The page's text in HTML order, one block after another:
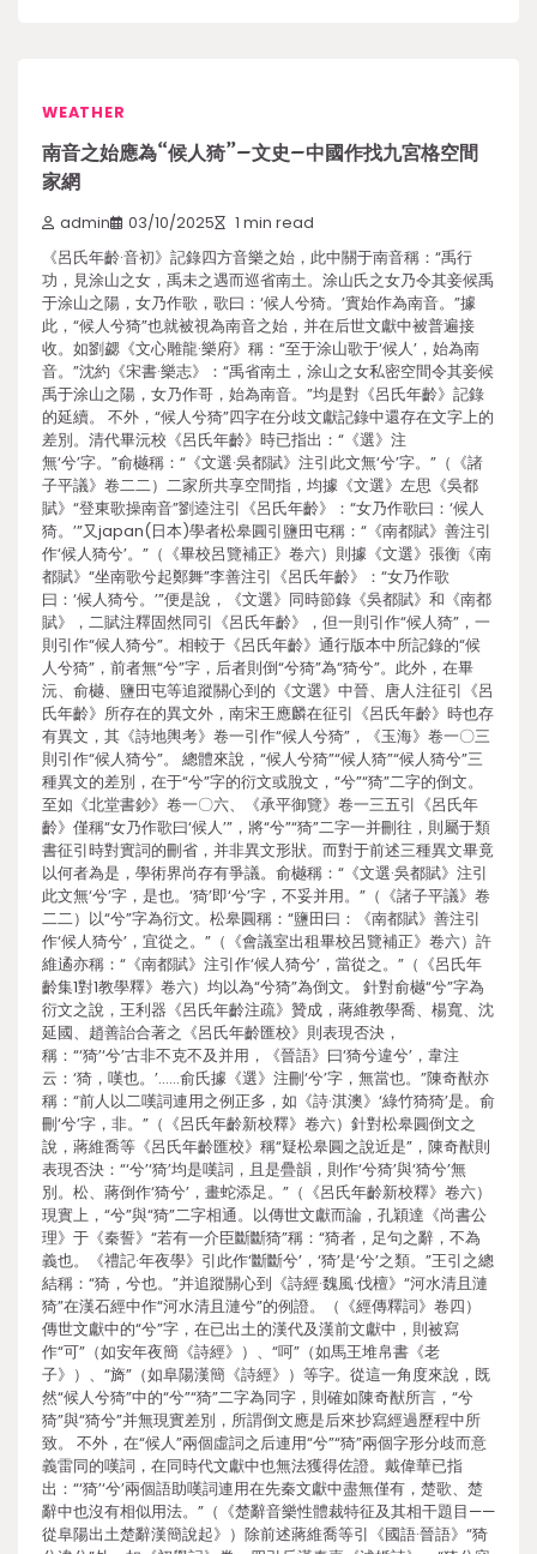
WEATHER
南音之始應為“候人猗”–文史–中國作找九宮格空間
家網
admin 03/10/2025 1 min read
《呂氏年齡·音初》記錄四方音樂之始，此中關于南音稱：“禹行
功，見涂山之女，禹未之遇而巡省南土。涂山氏之女乃令其妾候禹
于涂山之陽，女乃作歌，歌曰：‘候人兮猗。’實始作為南音。”據
此，“候人兮猗”也就被視為南音之始，并在后世文獻中被普遍接
收。如劉勰《文心雕龍·樂府》稱：“至于涂山歌于‘候人’，始為南
音。”沈約《宋書·樂志》：“禹省南土，涂山之女私密空間令其妾候
禹于涂山之陽，女乃作哥，始為南音。”均是對《呂氏年齡》記錄
的延續。 不外，“候人兮猗”四字在分歧文獻記錄中還存在文字上的
差別。清代畢沅校《呂氏年齡》時已指出：“《選》注
無‘兮’字。”俞樾稱：“《文選·吳都賦》注引此文無‘兮’字。”（《諸
子平議》卷二二）二家所共享空間指，均據《文選》左思《吳都
賦》“登東歌操南音”劉逵注引《呂氏年齡》：“女乃作歌曰：‘候人
猗。’”又japan(日本)學者松皋圓引鹽田屯稱：“《南都賦》善注引
作‘候人猗兮’。”（《畢校呂覽補正》卷六）則據《文選》張衡《南
都賦》“坐南歌兮起鄭舞”李善注引《呂氏年齡》：“女乃作歌
曰：‘候人猗兮。’”便是說，《文選》同時節錄《吳都賦》和《南都
賦》，二賦注釋固然同引《呂氏年齡》，但一則引作“候人猗”，一
則引作“候人猗兮”。相較于《呂氏年齡》通行版本中所記錄的“候
人兮猗”，前者無“兮”字，后者則倒“兮猗”為“猗兮”。此外，在畢
沅、俞樾、鹽田屯等追蹤關心到的《文選》中晉、唐人注征引《呂
氏年齡》所存在的異文外，南宋王應麟在征引《呂氏年齡》時也存
有異文，其《詩地輿考》卷一引作“候人兮猗”，《玉海》卷一〇三
則引作“候人猗兮”。 總體來說，“候人兮猗”“候人猗”“候人猗兮”三
種異文的差別，在于“兮”字的衍文或脫文，“兮”“猗”二字的倒文。
至如《北堂書鈔》卷一〇六、《承平御覽》卷一三五引《呂氏年
齡》僅稱“女乃作歌曰‘候人’”，將“兮”“猗”二字一并刪往，則屬于類
書征引時對實詞的刪省，并非異文形狀。而對于前述三種異文畢竟
以何者為是，學術界尚存有爭議。俞樾稱：“《文選·吳都賦》注引
此文無‘兮’字，是也。‘猗’即‘兮’字，不妥并用。”（《諸子平議》卷
二二）以“兮”字為衍文。松皋圓稱：“鹽田曰：《南都賦》善注引
作‘候人猗兮’，宜從之。”（《會議室出租畢校呂覽補正》卷六）許
維遹亦稱：“《南都賦》注引作‘候人猗兮’，當從之。”（《呂氏年
齡集1對1教學釋》卷六）均以為“兮猗”為倒文。 針對俞樾“兮”字為
衍文之說，王利器《呂氏年齡注疏》贊成，蔣維教學喬、楊寬、沈
延國、趙善詒合著之《呂氏年齡匯校》則表現否決，
稱：“‘猗’‘兮’古非不克不及并用，《晉語》曰‘猗兮違兮’，韋注
云：‘猗，嘆也。’……俞氏據《選》注刪‘兮’字，無當也。”陳奇猷亦
稱：“前人以二嘆詞連用之例正多，如《詩·淇澳》‘綠竹猗猗’是。俞
刪‘兮’字，非。”（《呂氏年齡新校釋》卷六）針對松皋圓倒文之
說，蔣維喬等《呂氏年齡匯校》稱“疑松皋圓之說近是”，陳奇猷則
表現否決：“‘兮’‘猗’均是嘆詞，且是疊韻，則作‘兮猗’與‘猗兮’無
別。松、蔣倒作‘猗兮’，畫蛇添足。”（《呂氏年齡新校釋》卷六）
現實上，“兮”與“猗”二字相通。以傳世文獻而論，孔穎達《尚書公
理》于《秦誓》“若有一介臣斷斷猗”稱：“猗者，足句之辭，不為
義也。《禮記·年夜學》引此作‘斷斷兮’，‘猗’是‘兮’之類。”王引之總
結稱：“猗，兮也。”并追蹤關心到《詩經·魏風·伐檀》“河水清且漣
猗”在漢石經中作“河水清且漣兮”的例證。（《經傳釋詞》卷四）
傳世文獻中的“兮”字，在已出土的漢代及漢前文獻中，則被寫
作“可”（如安年夜簡《詩經》）、“呵”（如馬王堆帛書《老
子》）、“旖”（如阜陽漢簡《詩經》）等字。從這一角度來說，既
然“候人兮猗”中的“兮”“猗”二字為同字，則確如陳奇猷所言，“兮
猗”與“猗兮”并無現實差別，所謂倒文應是后來抄寫經過歷程中所
致。 不外，在“候人”兩個虛詞之后連用“兮”“猗”兩個字形分歧而意
義雷同的嘆詞，在同時代文獻中也無法獲得佐證。戴偉華已指
出：“‘猗’‘兮’兩個語助嘆詞連用在先秦文獻中盡無僅有，楚歌、楚
辭中也沒有相似用法。”（《楚辭音樂性體裁特征及其相干題目——
從阜陽出土楚辭漢簡說起》）除前述蔣維喬等引《國語·晉語》“猗